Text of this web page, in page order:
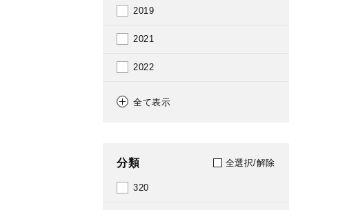
2019
2021
2022
2023
全て表示
分類 全選択/解除
320